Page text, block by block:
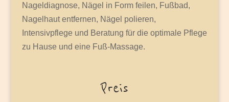
Nageldiagnose, Nägel in Form feilen, Fußbad,
Nagelhaut entfernen, Nägel polieren,
Intensivpflege und Beratung für die optimale Pflege
zu Hause und eine Fuß-Massage.
Preis